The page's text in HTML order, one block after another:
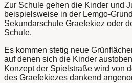
Zur Schule gehen die Kinder und
beispielsweise in der Lemgo-
Sekundarschule Graefekiez oder
Schule.
Es kommen stetig neue
auf denen sich die Kinder
Konzept der Spielstraße wird von
des Graefekiezes dankend